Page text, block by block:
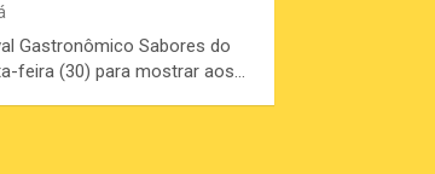
Gastronômico Sabores do
feira (30) para mostrar aos…